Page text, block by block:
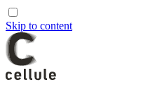
Skip to content